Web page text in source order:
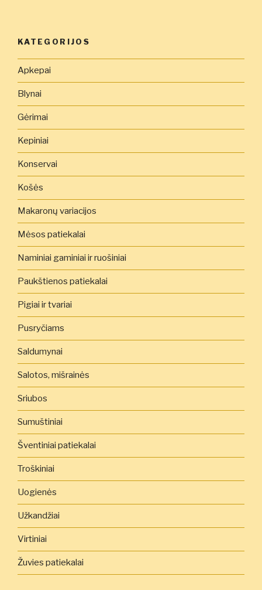
KATEGORIJOS
Apkepai
Blynai
Gėrimai
Kepiniai
Konservai
Košės
Makaronų variacijos
Mėsos patiekalai
Naminiai gaminiai ir ruošiniai
Paukštienos patiekalai
Pigiai ir tvariai
Pusryčiams
Saldumynai
Salotos, mišrainės
Sriubos
Sumuštiniai
Šventiniai patiekalai
Troškiniai
Uogienės
Užkandžiai
Virtiniai
Žuvies patiekalai